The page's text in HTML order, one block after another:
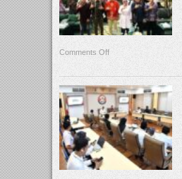
Comments Off